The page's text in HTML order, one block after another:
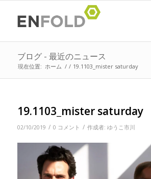
ブログ - 最近のニュース
現在位置: ホーム / / 19.1103_mister saturday
19.1103_mister saturday
02/10/2019 / 0 コメント / 作成者: ゆうこ市川